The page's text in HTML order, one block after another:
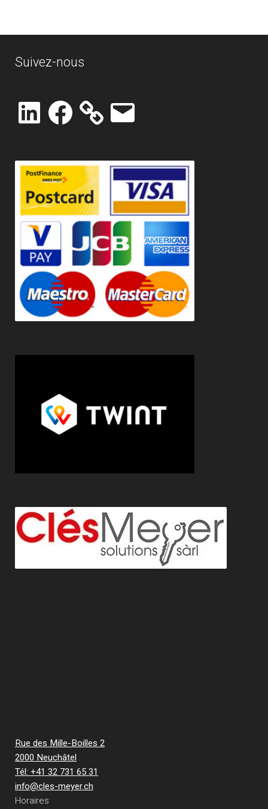
Suivez-nous
LinkedIn Facebook
E-
mail
Rue des Mille-Boilles 2
2000 Neuchâtel
Tél: +41 32 731 65 31
info@cles-meyer.ch
Horaires